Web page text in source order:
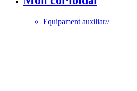
Equipament auxiliar//